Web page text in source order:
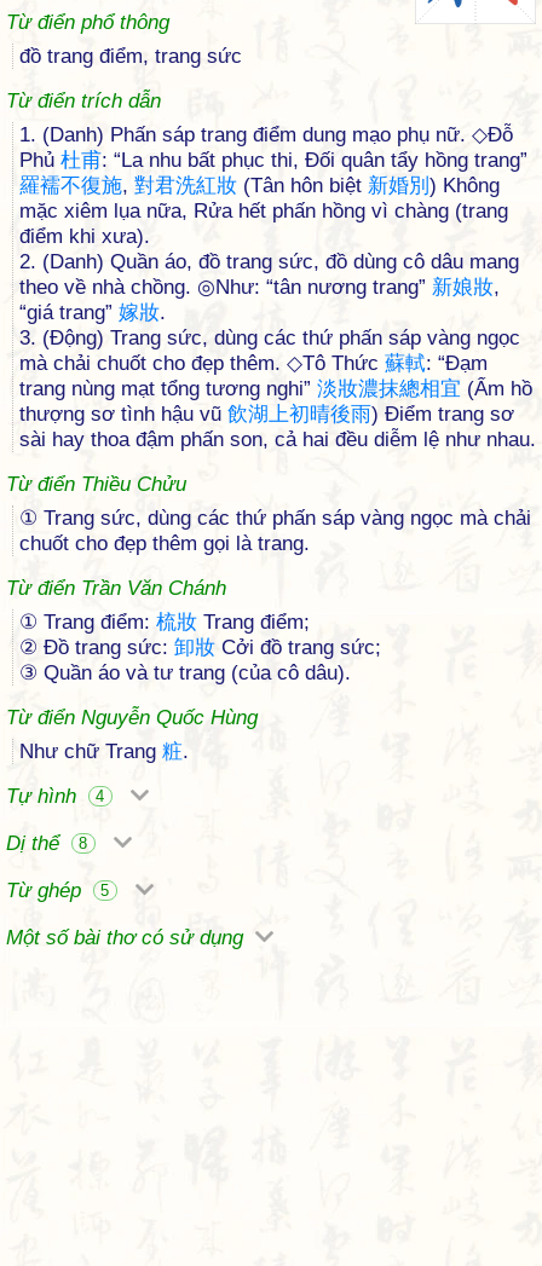
Từ điển phổ thông
đồ trang điểm, trang sức
Từ điển trích dẫn
1. (Danh) Phấn sáp trang điểm dung mạo phụ nữ. ◇Đỗ
Phủ 杜甫: “La nhu bất phục thi, Đối quân tẩy hồng trang”
羅襦不復施, 對君洗紅妝 (Tân hôn biệt 新婚別 ) Không
mặc xiêm lụa nữa, Rửa hết phấn hồng vì chàng (trang
điểm khi xưa).
2. (Danh) Quần áo, đồ trang sức, đồ dùng cô dâu mang
theo về nhà chồng. ◎Như: “tân nương trang” 新娘妝,
“giá trang” 嫁妝.
3. (Động) Trang sức, dùng các thứ phấn sáp vàng ngọc
mà chải chuốt cho đẹp thêm. ◇Tô Thức 蘇軾: “Đạm
trang nùng mạt tổng tương nghi” 淡妝濃抹總相宜 (Ẩm hồ
thượng sơ tình hậu vũ 飲湖上初晴後雨) Điểm trang sơ
sài hay thoa đậm phấn son, cả hai đều diễm lệ như nhau.
Từ điển Thiều Chửu
① Trang sức, dùng các thứ phấn sáp vàng ngọc mà chải
chuốt cho đẹp thêm gọi là trang.
Từ điển Trần Văn Chánh
① Trang điểm: 梳妝 Trang điểm;
② Đồ trang sức: 卸妝 Cởi đồ trang sức;
③ Quần áo và tư trang (của cô dâu).
Từ điển Nguyễn Quốc Hùng
Như chữ Trang 粧.
Tự hình
4
Dị thể 8
Từ ghép 5
Một số bài thơ có sử dụng